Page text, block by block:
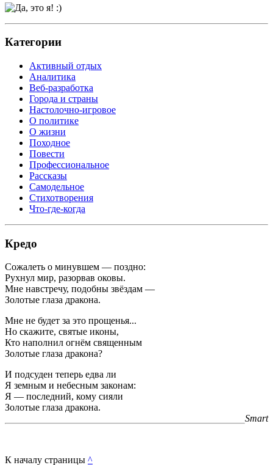
Категории
Активный отдых
Аналитика
Веб-разработка
Города и страны
Настолочно-игровое
О политике
О жизни
Походное
Повести
Профессиональное
Рассказы
Самодельное
Стихотворения
Что-где-когда
Кредо
Сожалеть о минувшем — поздно:
Рухнул мир, разорвав оковы.
Мне навстречу, подобны звёздам —
Золотые глаза дракона.
Мне не будет за это прощенья...
Но скажите, святые иконы,
Кто наполнил огнём священным
Золотые глаза дракона?
И подсуден теперь едва ли
Я земным и небесным законам:
Я — последний, кому сияли
Золотые глаза дракона.
Smart
К началу страницы ^